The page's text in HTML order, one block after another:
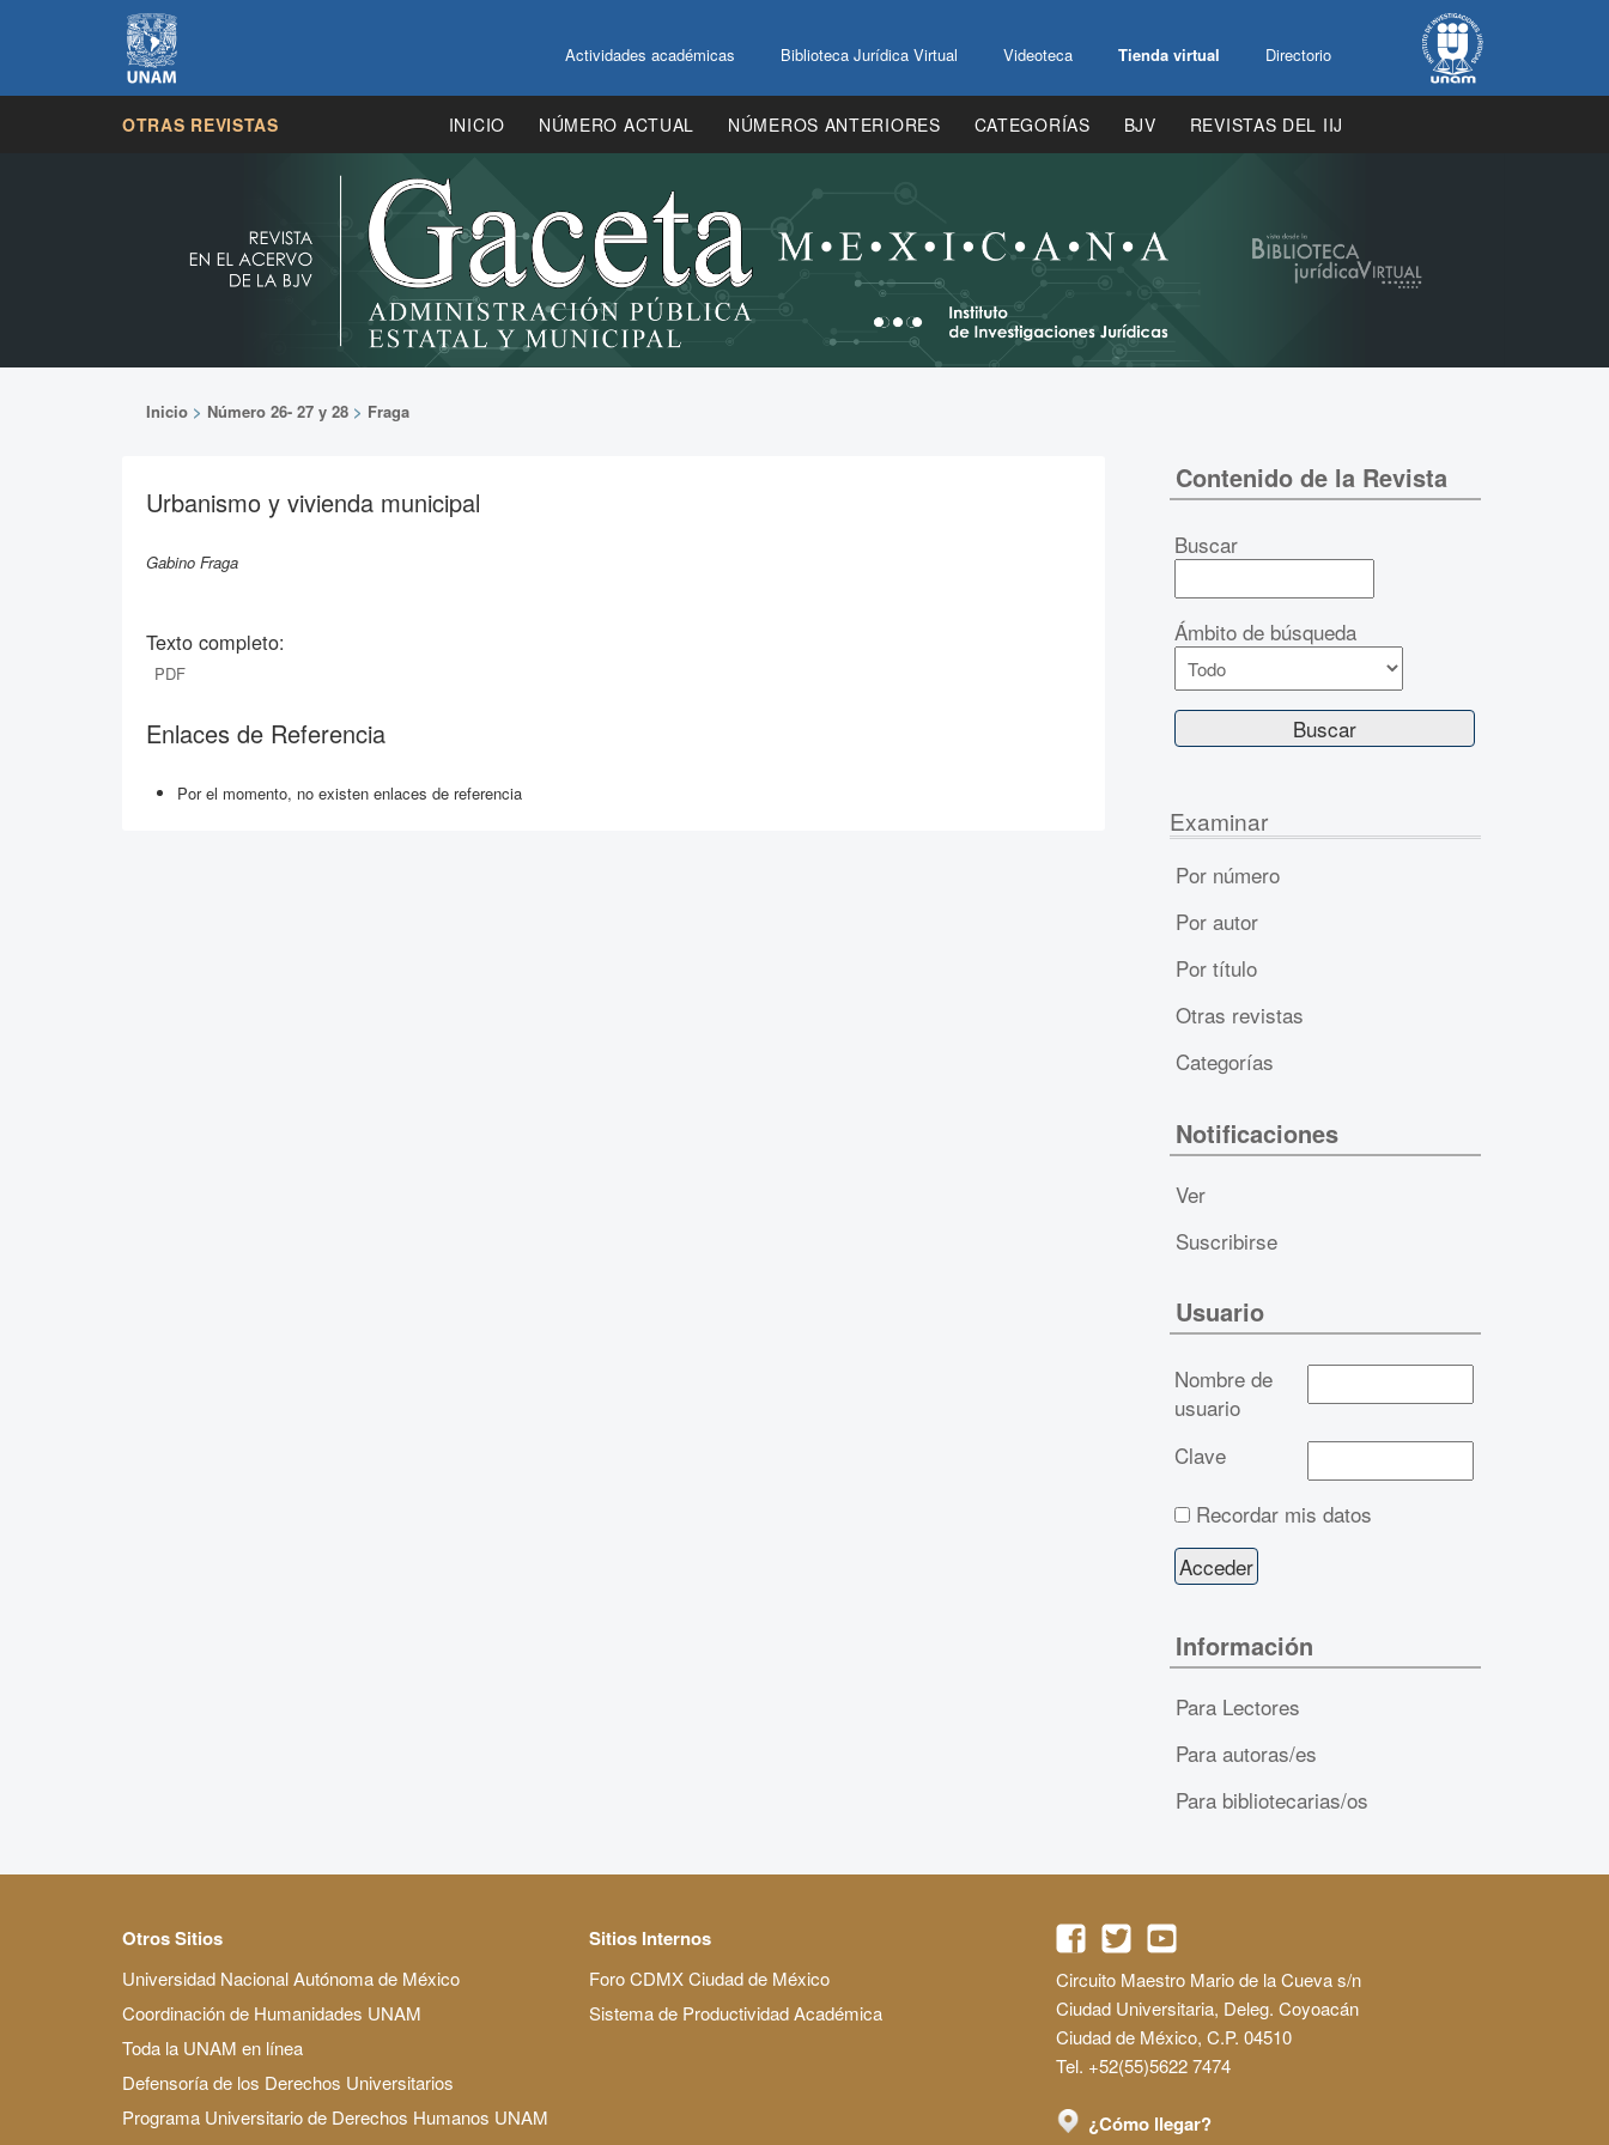
Actividades académicas Biblioteca Jurídica Virtual Videoteca Tienda virtual Directorio
OTRAS REVISTAS INICIO NÚMERO ACTUAL NÚMEROS ANTERIORES CATEGORÍAS BJV REVISTAS DEL IIJ
Inicio > Número 26- 27 y 28 > Fraga
Urbanismo y vivienda municipal
Gabino Fraga
Texto completo:
PDF
Enlaces de Referencia
Por el momento, no existen enlaces de referencia
Contenido de la Revista
Buscar
Ámbito de búsqueda
Examinar
Por número
Por autor
Por título
Otras revistas
Categorías
Notificaciones
Ver
Suscribirse
Usuario
Nombre de
usuario
Clave
Recordar mis datos
Información
Para Lectores
Para autoras/es
Para bibliotecarias/os
Otros Sitios
Universidad Nacional Autónoma de México
Coordinación de Humanidades UNAM
Toda la UNAM en línea
Defensoría de los Derechos Universitarios
Programa Universitario de Derechos Humanos UNAM
Sitios Internos
Foro CDMX Ciudad de México
Sistema de Productividad Académica
Circuito Maestro Mario de la Cueva s/n
Ciudad Universitaria, Deleg. Coyoacán
Ciudad de México, C.P. 04510
Tel. +52(55)5622 7474
¿Cómo llegar?